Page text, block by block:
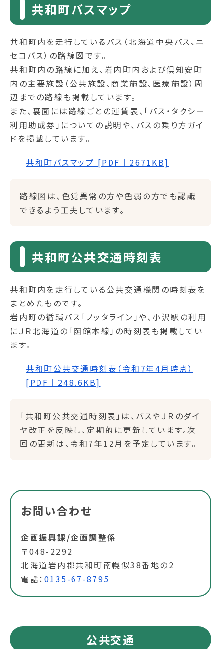
共和町バスマップ
共和町内を走行しているバス（北海道中央バス、ニ
セコバス）の路線図です。
共和町内の路線に加え、岩内町内および倶知安町
内の主要施設（公共施設、商業施設、医療施設）周
辺までの路線も掲載しています。
また、裏面には路線ごとの運賃表、「バス・タクシー
利用助成券」についての説明や、バスの乗り方ガイ
ドを掲載しています。
共和町バスマップ [PDF｜2671KB]
路線図は、色覚異常の方や色弱の方でも認識
できるよう工夫しています。
共和町公共交通時刻表
共和町内を走行している公共交通機関の時刻表を
まとめたものです。
岩内町の循環バス「ノッタライン」や、小沢駅の利用
にＪＲ北海道の「函館本線」の時刻表も掲載してい
ます。
共和町公共交通時刻表（令和7年4月時点）
[PDF｜248.6KB]
「共和町公共交通時刻表」は、バスやＪＲのダイ
ヤ改正を反映し、定期的に更新しています。次
回の更新は、令和7年12月を予定しています。
お問い合わせ
企画振興課/企画調整係
〒048-2292
北海道岩内郡共和町南幌似38番地の2
電話： 0135-67-8795
公共交通